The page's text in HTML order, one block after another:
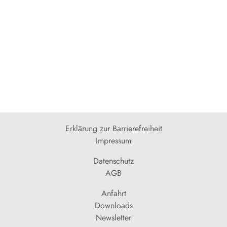
Erklärung zur Barrierefreiheit
Impressum
Datenschutz
AGB
Anfahrt
Downloads
Newsletter